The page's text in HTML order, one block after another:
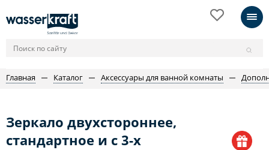
Главная Каталог Аксессуары для ванной комнаты
Зеркало двухстороннее,
стандартное и с 3-х